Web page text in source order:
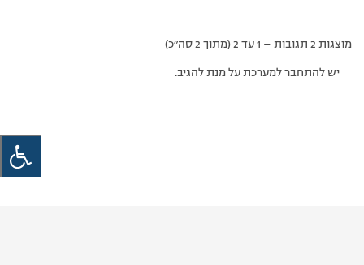
מוצגות 2 תגובות – 1 עד 2 (מתוך 2 סה״כ)
יש להתחבר למערכת על מנת להגיב.